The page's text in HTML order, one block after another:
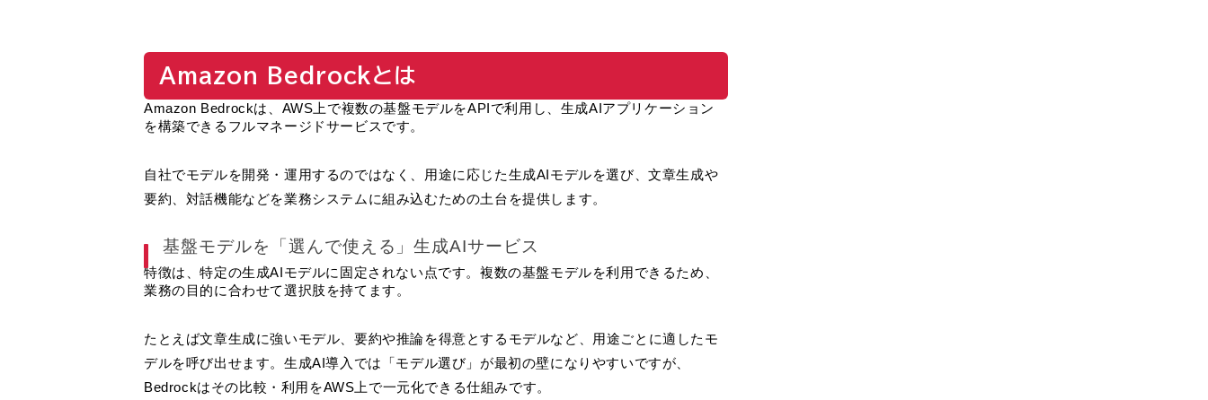
Amazon Bedrockとは
Amazon Bedrockは、AWS上で複数の基盤モデルをAPIで利用し、生成AIアプリケーション
を構築できるフルマネージドサービスです。
自社でモデルを開発・運用するのではなく、用途に応じた生成AIモデルを選び、文章生成や
要約、対話機能などを業務システムに組み込むための土台を提供します。
基盤モデルを「選んで使える」生成AIサービス
特徴は、特定の生成AIモデルに固定されない点です。複数の基盤モデルを利用できるため、
業務の目的に合わせて選択肢を持てます。
たとえば文章生成に強いモデル、要約や推論を得意とするモデルなど、用途ごとに適したモ
デルを呼び出せます。生成AI導入では「モデル選び」が最初の壁になりやすいですが、
Bedrockはその比較・利用をAWS上で一元化できる仕組みです。